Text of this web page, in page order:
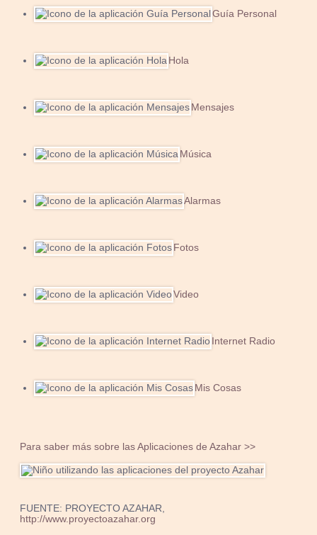
Guía Personal
Hola
Mensajes
Música
Alarmas
Fotos
Video
Internet Radio
Mis Cosas
Para saber más sobre las Aplicaciones de Azahar >>
FUENTE: PROYECTO AZAHAR,
http://www.proyectoazahar.org